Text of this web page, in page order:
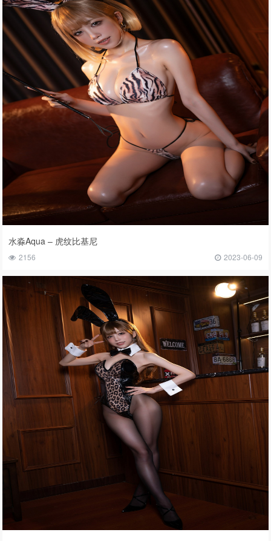
水淼Aqua – 虎纹比基尼
2156 2023-06-09